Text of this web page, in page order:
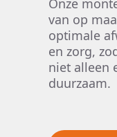
van op
optimale
en zorg,
niet alleen
duurzaam.